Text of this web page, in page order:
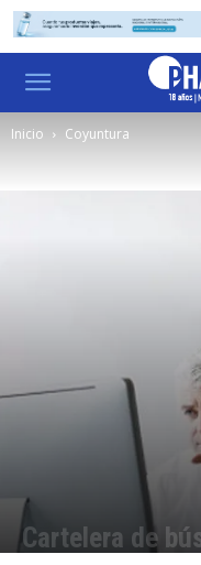
Inicio Coyuntura
Cartelera de